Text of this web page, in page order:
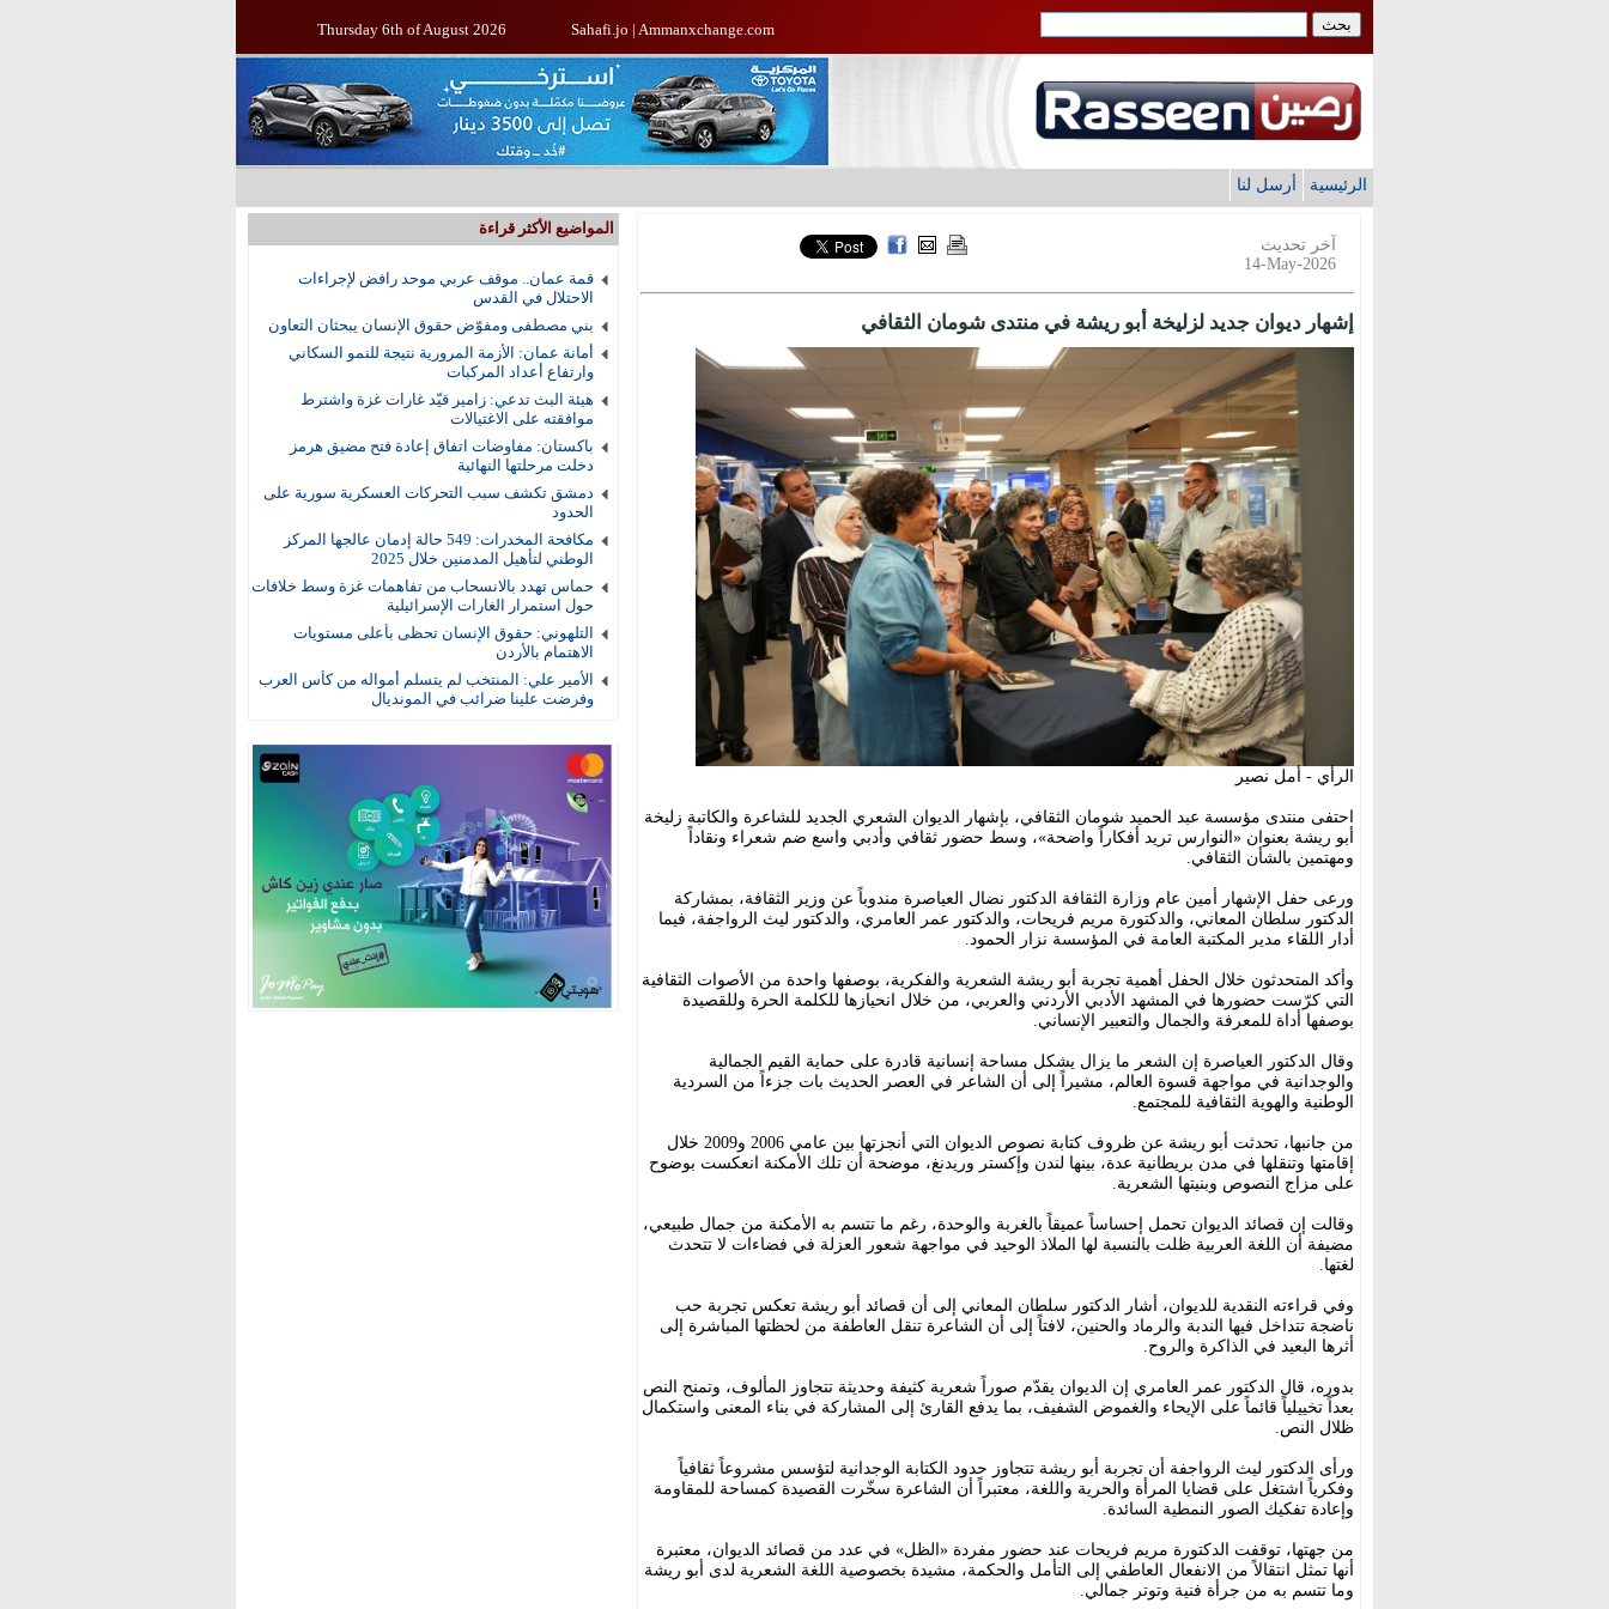
Thursday 6th of August 2026 Sahafi.jo | Ammanxchange.com
الرئيسية أرسل لنا
المواضيع الأكثر قراءة
قمة عمان.. موقف عربي موحد رافض لإجراءات
الاحتلال في القدس
بني مصطفى ومفوّض حقوق الإنسان يبحثان التعاون
أمانة عمان: الأزمة المرورية نتيجة للنمو السكاني
وارتفاع أعداد المركبات
هيئة البث تدعي: زامير قيّد غارات غزة واشترط
موافقته على الاغتيالات
باكستان: مفاوضات اتفاق إعادة فتح مضيق هرمز
دخلت مرحلتها النهائية
دمشق تكشف سبب التحركات العسكرية سورية على
الحدود
مكافحة المخدرات: 549 حالة إدمان عالجها المركز
الوطني لتأهيل المدمنين خلال 2025
حماس تهدد بالانسحاب من تفاهمات غزة وسط خلافات
حول استمرار الغارات الإسرائيلية
التلهوني: حقوق الإنسان تحظى بأعلى مستويات
الاهتمام بالأردن
الأمير علي: المنتخب لم يتسلم أمواله من كأس العرب
وفرضت علينا ضرائب في المونديال
آخر تحديث
14-May-2026
إشهار ديوان جديد لزليخة أبو ريشة في منتدى شومان الثقافي
الرأي - أمل نصير
احتفى منتدى مؤسسة عبد الحميد شومان الثقافي، بإشهار الديوان الشعري الجديد للشاعرة والكاتبة زليخة
أبو ريشة بعنوان «النوارس تريد أفكاراً واضحة»، وسط حضور ثقافي وأدبي واسع ضم شعراء ونقاداً
ومهتمين بالشأن الثقافي.
ورعى حفل الإشهار أمين عام وزارة الثقافة الدكتور نضال العياصرة مندوباً عن وزير الثقافة، بمشاركة
الدكتور سلطان المعاني، والدكتورة مريم فريحات، والدكتور عمر العامري، والدكتور ليث الرواجفة، فيما
أدار اللقاء مدير المكتبة العامة في المؤسسة نزار الحمود.
وأكد المتحدثون خلال الحفل أهمية تجربة أبو ريشة الشعرية والفكرية، بوصفها واحدة من الأصوات الثقافية
التي كرّست حضورها في المشهد الأدبي الأردني والعربي، من خلال انحيازها للكلمة الحرة وللقصيدة
بوصفها أداة للمعرفة والجمال والتعبير الإنساني.
وقال الدكتور العياصرة إن الشعر ما يزال يشكل مساحة إنسانية قادرة على حماية القيم الجمالية
والوجدانية في مواجهة قسوة العالم، مشيراً إلى أن الشاعر في العصر الحديث بات جزءاً من السردية
الوطنية والهوية الثقافية للمجتمع.
من جانبها، تحدثت أبو ريشة عن ظروف كتابة نصوص الديوان التي أنجزتها بين عامي 2006 و2009 خلال
إقامتها وتنقلها في مدن بريطانية عدة، بينها لندن وإكستر وريدنغ، موضحة أن تلك الأمكنة انعكست بوضوح
على مزاج النصوص وبنيتها الشعرية.
وقالت إن قصائد الديوان تحمل إحساساً عميقاً بالغربة والوحدة، رغم ما تتسم به الأمكنة من جمال طبيعي،
مضيفة أن اللغة العربية ظلت بالنسبة لها الملاذ الوحيد في مواجهة شعور العزلة في فضاءات لا تتحدث
لغتها.
وفي قراءته النقدية للديوان، أشار الدكتور سلطان المعاني إلى أن قصائد أبو ريشة تعكس تجربة حب
ناضجة تتداخل فيها الندبة والرماد والحنين، لافتاً إلى أن الشاعرة تنقل العاطفة من لحظتها المباشرة إلى
أثرها البعيد في الذاكرة والروح.
بدوره، قال الدكتور عمر العامري إن الديوان يقدّم صوراً شعرية كثيفة وحديثة تتجاوز المألوف، وتمنح النص
بعداً تخييلياً قائماً على الإيحاء والغموض الشفيف، بما يدفع القارئ إلى المشاركة في بناء المعنى واستكمال
ظلال النص.
ورأى الدكتور ليث الرواجفة أن تجربة أبو ريشة تتجاوز حدود الكتابة الوجدانية لتؤسس مشروعاً ثقافياً
وفكرياً اشتغل على قضايا المرأة والحرية واللغة، معتبراً أن الشاعرة سخّرت القصيدة كمساحة للمقاومة
وإعادة تفكيك الصور النمطية السائدة.
من جهتها، توقفت الدكتورة مريم فريحات عند حضور مفردة «الظل» في عدد من قصائد الديوان، معتبرة
أنها تمثل انتقالاً من الانفعال العاطفي إلى التأمل والحكمة، مشيدة بخصوصية اللغة الشعرية لدى أبو ريشة
وما تتسم به من جرأة فنية وتوتر جمالي.